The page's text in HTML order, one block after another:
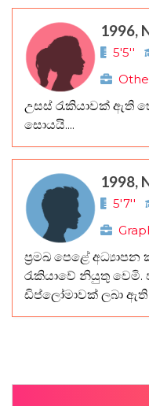
1996,
5'5''
උසස් රැකියාවක් ඇති
සොයයි....
1998,
5'7''
ප්‍රමඛ පෙළේ
රැකියාවේ නියුතු
ඩිප්ලෝමාවක් ලබා ඇති